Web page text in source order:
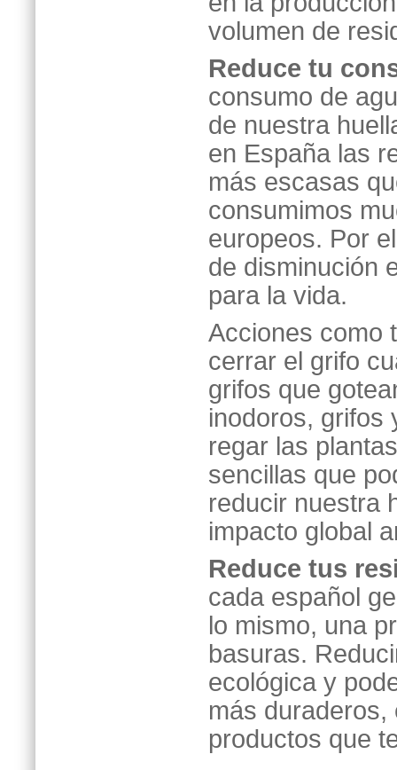
volumen de
Reduce tu
consumo de
de nuestra
en España las
más escasas
consumimos
europeos. Por
de disminución
para la vida.
Acciones como
cerrar el grifo
grifos que
inodoros, grifos
regar las
sencillas que
reducir nuestra
impacto global
Reduce tus
cada español
lo mismo, una
basuras.
ecológica y
más duraderos,
productos que